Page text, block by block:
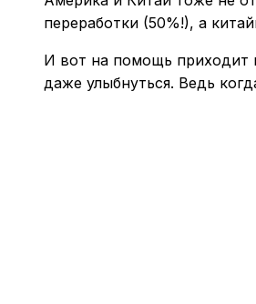
переработки (50%!), а
И вот на помощь приходит
даже улыбнуться. Ведь